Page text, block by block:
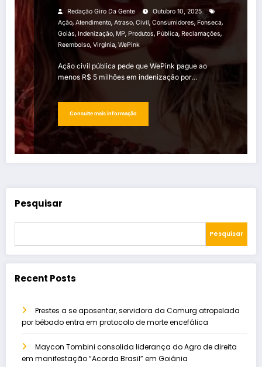
humano”
Redação Giro Da Gente
Outubro 10, 2025
Ação, Atendimento, Atraso, Civil, Consumidores, Fonseca,
Goiás, Indenização, MP, Produtos, Pública, Reclamações,
Reembolso, Virginia, WePink
Ação civil pública pede que WePink pague ao
menos R$ 5 milhões em indenização por…
Consulte mais informação
Pesquisar
Pesquisar
Recent Posts
Prestes a se aposentar, servidora da Comurg atropelada
por bêbado entra em protocolo de morte encefálica
Maycon Tombini consolida liderança do Agro de direita
em manifestação “Acorda Brasil” em Goiânia